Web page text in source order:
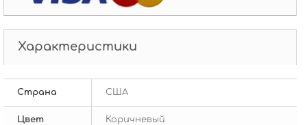
Характеристики
Страна США
Цвет Коричневый